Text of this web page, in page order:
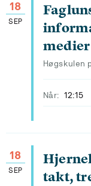
18
SEP
medier
Høgskulen
Når: 12:15
18
SEP
takt,